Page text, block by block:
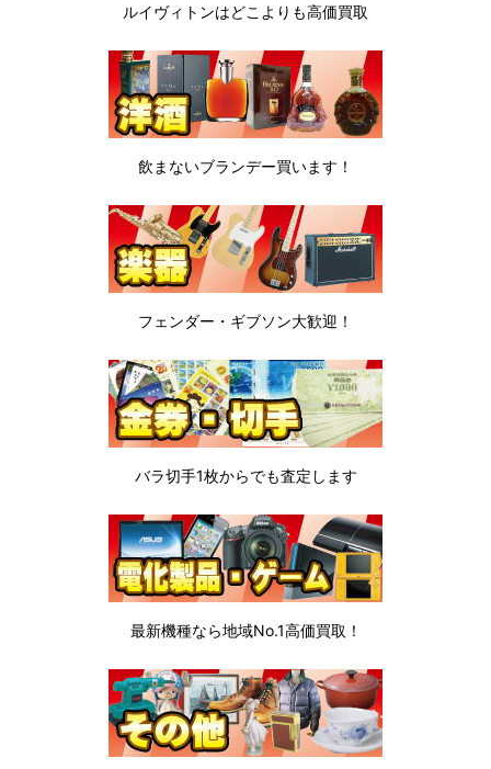
ルイヴィトンはどこよりも高価買取
飲まないブランデー買います！
フェンダー・ギブソン大歓迎！
バラ切手1枚からでも査定します
最新機種なら地域No.1高価買取！